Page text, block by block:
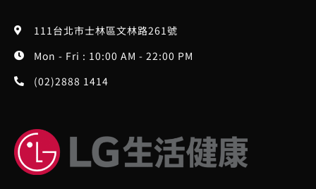
111台北市士林區文林路261號
Mon - Fri : 10:00 AM - 22:00 PM
(02)2888 1414